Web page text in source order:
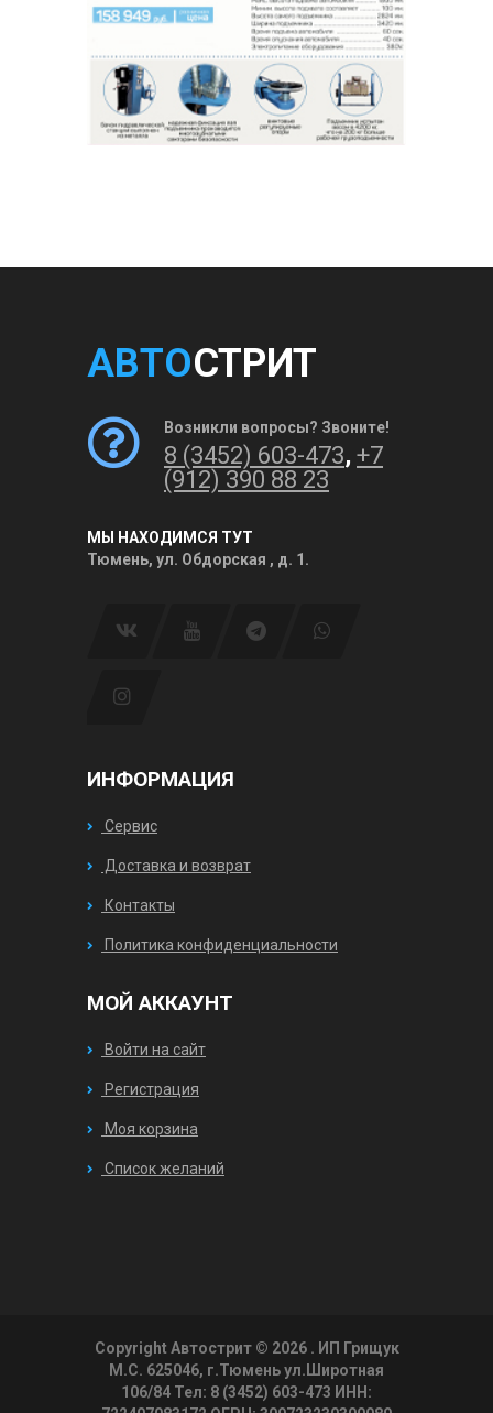
АВТОСТРИТ
Возникли вопросы? Звоните!
8 (3452) 603-473, +7
(912) 390 88 23
МЫ НАХОДИМСЯ ТУТ
Тюмень, ул. Обдорская , д. 1.
ИНФОРМАЦИЯ
Сервис
Доставка и возврат
Контакты
Политика конфиденциальности
МОЙ АККАУНТ
Войти на сайт
Регистрация
Моя корзина
Список желаний
Copyright Автострит © 2026 . ИП Грищук
М.С. 625046, г.Тюмень ул.Широтная
106/84 Тел: 8 (3452) 603-473 ИНН: